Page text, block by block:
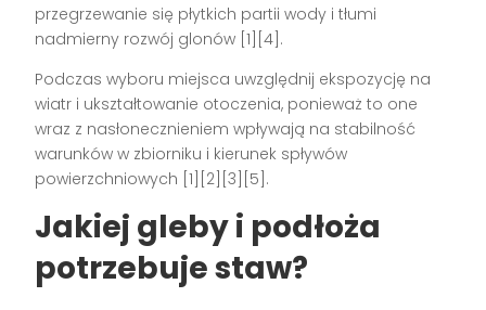
przegrzewanie się płytkich partii wody i tłumi
nadmierny rozwój glonów [1][4].
Podczas wyboru miejsca uwzględnij ekspozycję na
wiatr i ukształtowanie otoczenia, ponieważ to one
wraz z nasłonecznieniem wpływają na stabilność
warunków w zbiorniku i kierunek spływów
powierzchniowych [1][2][3][5].
Jakiej gleby i podłoża
potrzebuje staw?